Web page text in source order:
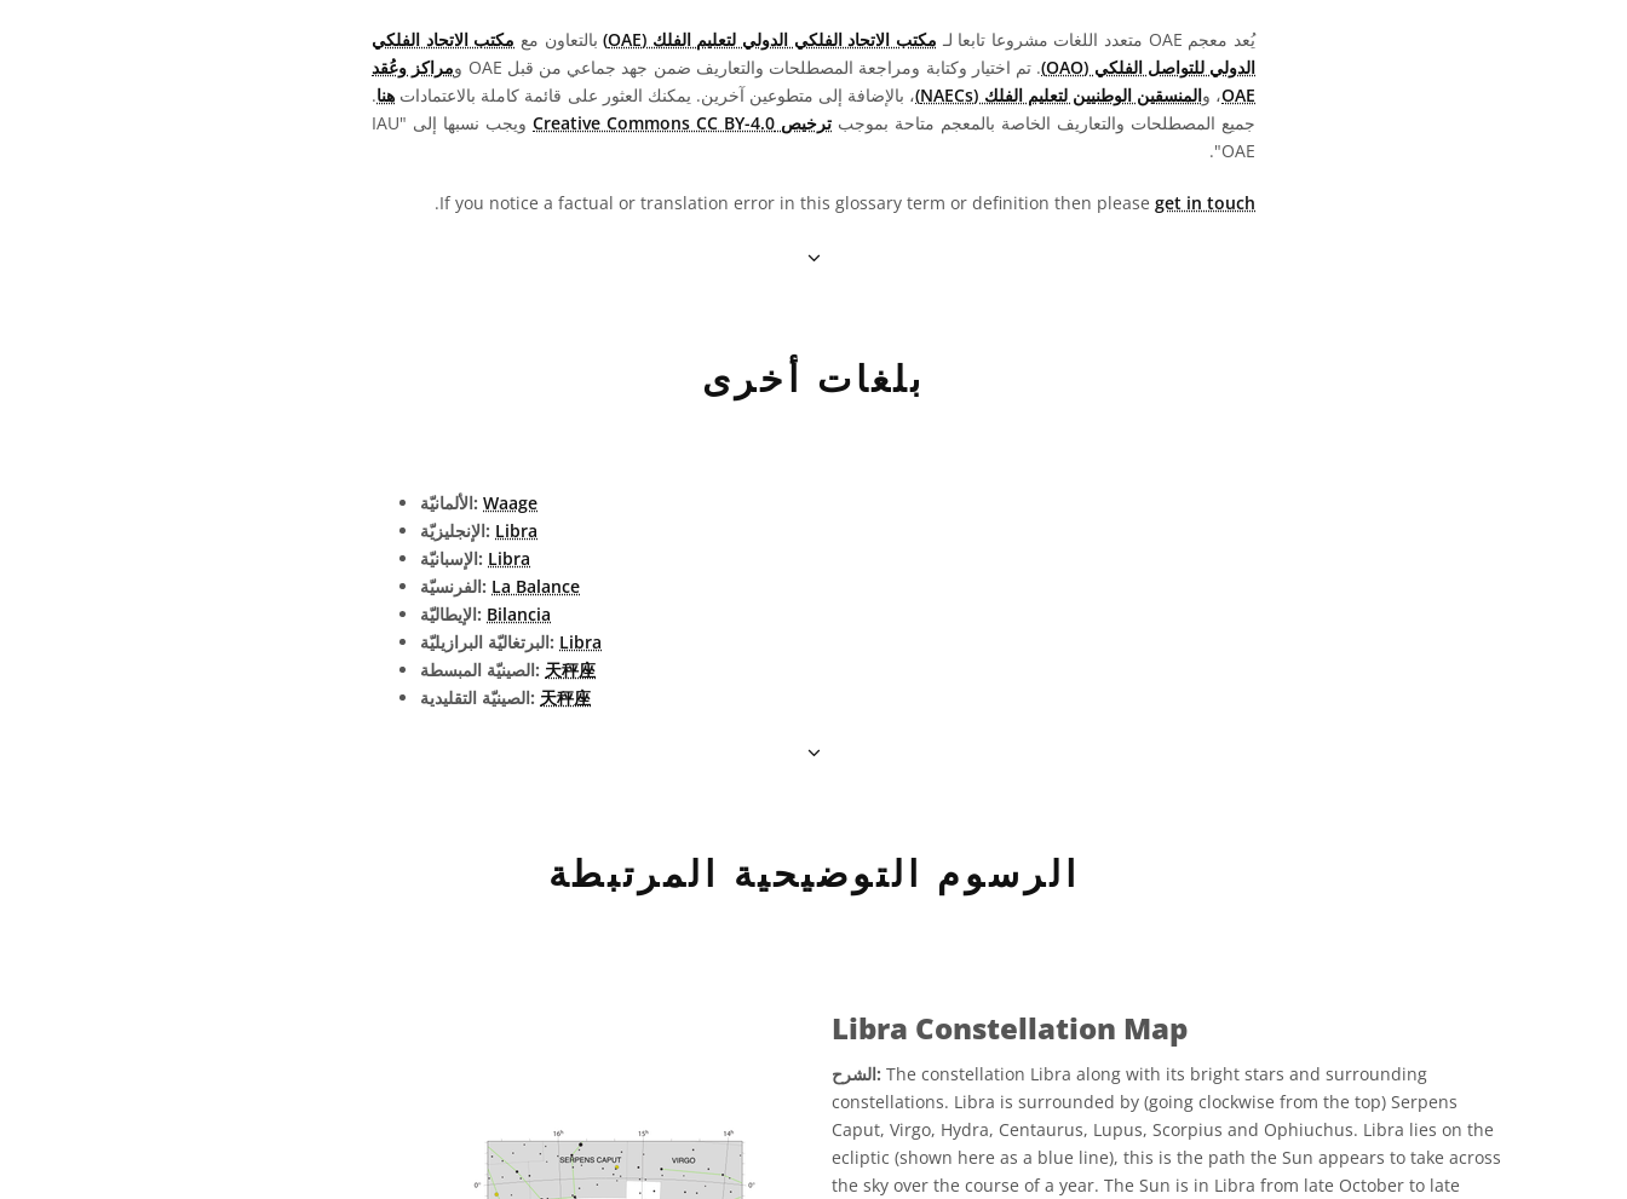
يُعد معجم OAE متعدد اللغات مشروعا تابعا لـ مكتب الاتحاد الفلكي الدولي لتعليم الفلك (OAE) بالتعاون مع مكتب الاتحاد الفلكي
الدولي للتواصل الفلكي (OAO)
. تم اختيار وكتابة ومراجعة المصطلحات والتعاريف ضمن جهد جماعي من قبل OAE و
مراكز وعُقد
OAE، والمنسقين الوطنيين لتعليم الفلك (NAECs) ، بالإضافة إلى متطوعين آخرين. يمكنك العثور على قائمة كاملة بالاعتمادات هنا.
جميع المصطلحات والتعاريف الخاصة بالمعجم متاحة بموجب ترخيص Creative Commons CC BY-4.0
ويجب نسبها إلى "IAU
OAE".
If you notice a factual or translation error in this glossary term or definition then please get in touch
.
بلغات أخرى
الألمانيّة: Waage
الإنجليزيّة: Libra
الإسبانيّة: Libra
الفرنسيّة: La Balance
الإيطاليّة: Bilancia
البرتغاليّة البرازيليّة: Libra
الصينيّة المبسطة: 天秤座
الصينيّة التقليدية: 天秤座
الرسوم التوضيحية المرتبطة
Libra Constellation Map
الشرح: The constellation Libra along with its bright stars and surrounding
constellations. Libra is surrounded by (going clockwise from the top) Serpens
Caput, Virgo, Hydra, Centaurus, Lupus, Scorpius and Ophiuchus. Libra lies on the
ecliptic (shown here as a blue line), this is the path the Sun appears to take across
the sky over the course of a year. The Sun is in Libra from late October to late